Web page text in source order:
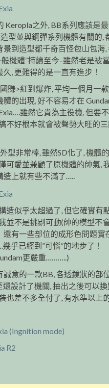
Keropla之外, BB系列應該是
型並與鋼彈系列機體有關的,
景到造型都千奇百怪包山包海,
般機體”持續至今–雖然老是被
, 更難得的是一直有進步！
賺>紅到爆炸, 平均一個月一
的出現, 好不容易才在
雖然它貴為主役機, 但要
不好根本就會被聲勢大旺的
型非常棒, 雖然SD化了, 機體
可愛並兼顧了原機體的帥氣,
造上就有些不滿了…..
造似乎太超過了, 但它確實有
並不是挑剔可動(帥的模型不
還有一些部位的成形色問題實
乎已經到”可惱”的地步了！
更嚴重………..)
誠意的一款BB, 各透鏡狀的部
還設計了機關, 抽出之後可以
也差不多全付了, 有水準以上
(Ingnition mode)
R2